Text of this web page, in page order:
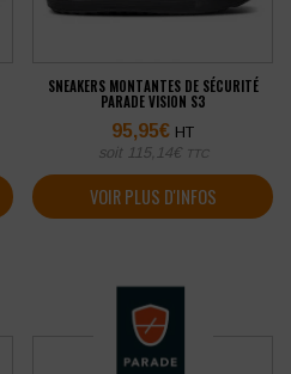
SNEAKERS MONTANTES DE SÉCURITÉ
PARADE VISION S3
95,95€ HT
soit 115,14€ TTC
VOIR PLUS D'INFOS